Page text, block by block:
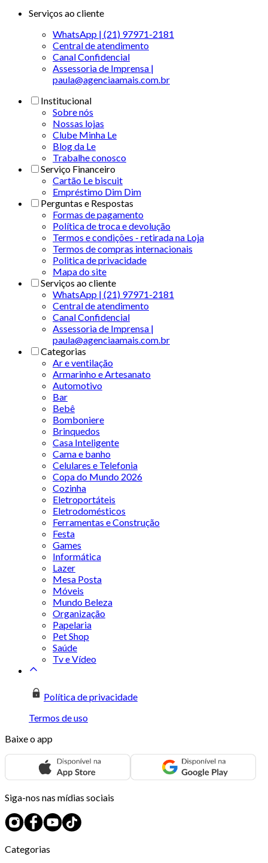
Serviços ao cliente
WhatsApp | (21) 97971-2181
Central de atendimento
Canal Confidencial
Assessoria de Imprensa |
paula@agenciaamais.com.br
Institucional
Sobre nós
Nossas lojas
Clube Minha Le
Blog da Le
Trabalhe conosco
Serviço Financeiro
Cartão Le biscuit
Empréstimo Dim Dim
Perguntas e Respostas
Formas de pagamento
Política de troca e devolução
Termos e condições - retirada na Loja
Termos de compras internacionais
Politica de privacidade
Mapa do site
Serviços ao cliente
WhatsApp | (21) 97971-2181
Central de atendimento
Canal Confidencial
Assessoria de Imprensa |
paula@agenciaamais.com.br
Categorias
Ar e ventilação
Armarinho e Artesanato
Automotivo
Bar
Bebê
Bomboniere
Brinquedos
Casa Inteligente
Cama e banho
Celulares e Telefonia
Copa do Mundo 2026
Cozinha
Eletroportáteis
Eletrodomésticos
Ferramentas e Construção
Festa
Games
Informática
Lazer
Mesa Posta
Móveis
Mundo Beleza
Organização
Papelaria
Pet Shop
Saúde
Tv e Vídeo
Política de privacidade
Termos de uso
Baixe o app
Siga-nos nas mídias sociais
Categorias